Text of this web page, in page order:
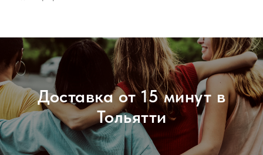
Доставка от 15 минут в
Тольятти